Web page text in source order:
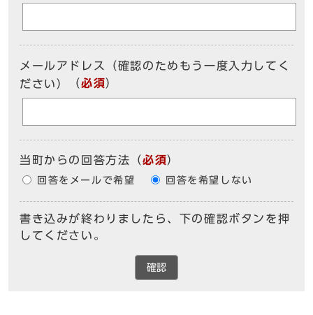
メールアドレス（確認のためもう一度入力してく
ださい）
（必須）
当町からの回答方法 （必須）
回答をメールで希望 回答を希望しない
書き込みが終わりましたら、下の確認ボタンを押
してください。
確認